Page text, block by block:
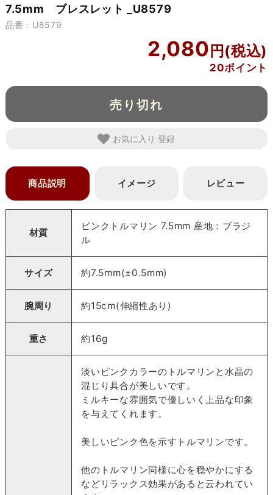
7.5mm ブレスレット _U8579
品番：U8579
2,080
20ポイント
売り切れ
お気に入り
商品説明 イメージ レビュー
材質
ピンクトルマリン 7.5mm 産地：ブラジ
ル
サイズ 約7.5mm(±0.5mm)
腕周り 約15cm(伸縮性あり)
重さ 約16g
淡いピンクカラーのトルマリンと水晶の
混じり具合が美しいです。
ミルキーな雰囲気で優しいく上品な印象
を与えてくれます。
美しいピンク色を示すトルマリンです。
他のトルマリン同様に心を穏やかにする
などリラックス効果があると云われてい